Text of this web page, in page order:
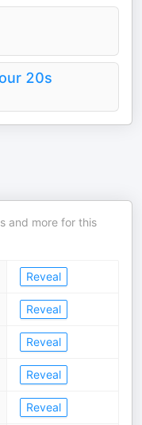
20s
and more for this
Reveal
Reveal
Reveal
Reveal
Reveal